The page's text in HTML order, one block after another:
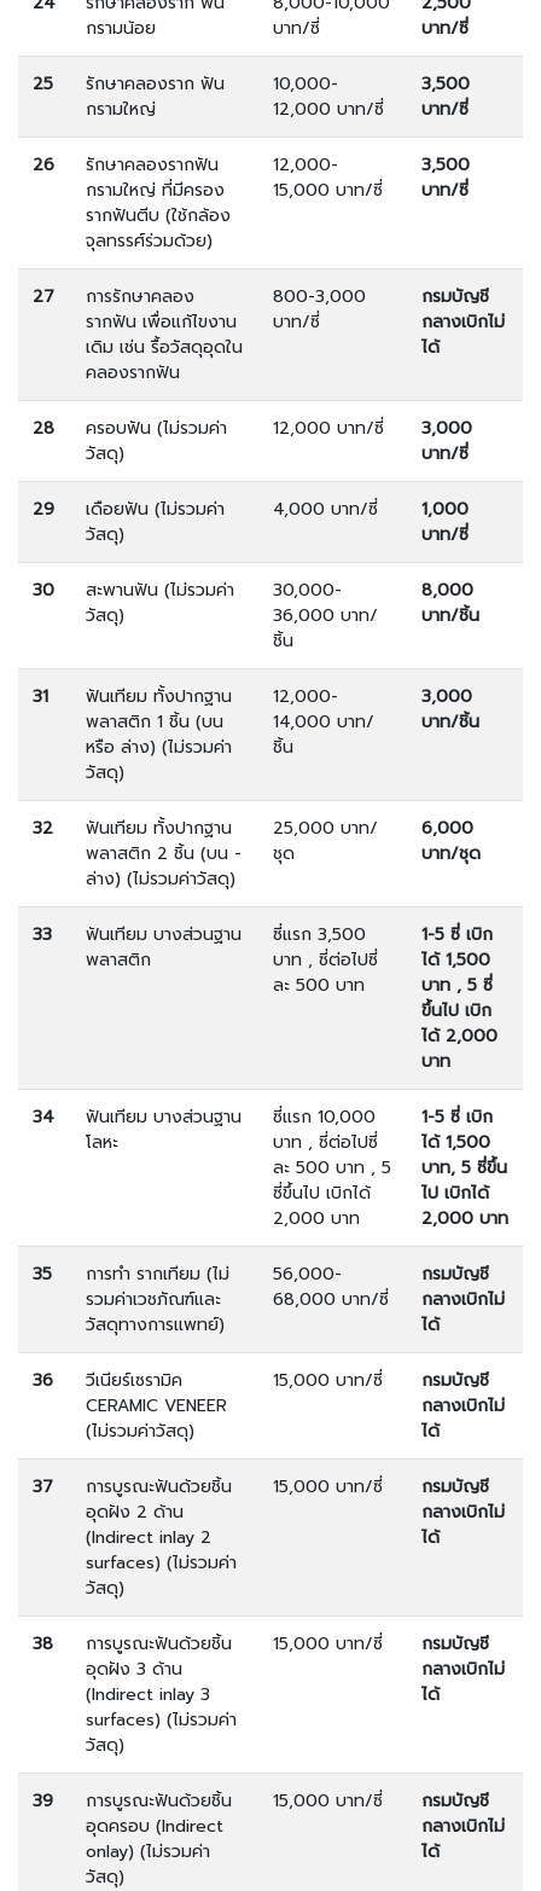
กรามน้อย
บาท/ซี่
บาท/ซี่
25
รักษาคลองราก ฟัน
กรามใหญ่
10,000-
12,000 บาท/ซี่
3,500
บาท/ซี่
26
รักษาคลองรากฟัน
กรามใหญ่ ที่มีครอง
รากฟันตีบ (ใช้กล้อง
จุลทรรศ์ร่วมด้วย)
12,000-
15,000 บาท/ซี่
3,500
บาท/ซี่
27
การรักษาคลอง
รากฟัน เพื่อแก้ไขงาน
เดิม เช่น รื้อวัสดุอุดใน
คลองรากฟัน
800-3,000
บาท/ซี่
กรมบัญชี
กลางเบิกไม่
ได้
28
ครอบฟัน (ไม่รวมค่า
วัสดุ)
12,000 บาท/ซี่
3,000
บาท/ซี่
29
เดือยฟัน (ไม่รวมค่า
วัสดุ)
4,000 บาท/ซี่
1,000
บาท/ซี่
30
สะพานฟัน (ไม่รวมค่า
วัสดุ)
30,000-
36,000 บาท/
ชิ้น
8,000
บาท/ชิ้น
31
ฟันเทียม ทั้งปากฐาน
พลาสติก 1 ชิ้น (บน
หรือ ล่าง) (ไม่รวมค่า
วัสดุ)
12,000-
14,000 บาท/
ชิ้น
3,000
บาท/ชิ้น
32
ฟันเทียม ทั้งปากฐาน
พลาสติก 2 ชิ้น (บน -
ล่าง) (ไม่รวมค่าวัสดุ)
25,000 บาท/
ชุด
6,000
บาท/ชุด
33
ฟันเทียม บางส่วนฐาน
พลาสติก
ซี่แรก 3,500
บาท , ซี่ต่อไปซี่
ละ 500 บาท
1-5 ซี่ เบิก
ได้ 1,500
บาท , 5 ซี่
ขึ้นไป เบิก
ได้ 2,000
บาท
34
ฟันเทียม บางส่วนฐาน
โลหะ
ซี่แรก 10,000
บาท , ซี่ต่อไปซี่
ละ 500 บาท , 5
ซี่ขึ้นไป เบิกได้
2,000 บาท
1-5 ซี่ เบิก
ได้ 1,500
บาท, 5 ซี่ขึ้น
ไป เบิกได้
2,000 บาท
35
การทำ รากเทียม (ไม่
รวมค่าเวชภัณฑ์และ
วัสดุทางการแพทย์)
56,000-
68,000 บาท/ซี่
กรมบัญชี
กลางเบิกไม่
ได้
36
วีเนียร์เซรามิค
CERAMIC VENEER
(ไม่รวมค่าวัสดุ)
15,000 บาท/ซี่
กรมบัญชี
กลางเบิกไม่
ได้
37
การบูรณะฟันด้วยชิ้น
อุดฝัง 2 ด้าน
(Indirect inlay 2
surfaces) (ไม่รวมค่า
วัสดุ)
15,000 บาท/ซี่
กรมบัญชี
กลางเบิกไม่
ได้
38
การบูรณะฟันด้วยชิ้น
อุดฝัง 3 ด้าน
(Indirect inlay 3
surfaces) (ไม่รวมค่า
วัสดุ)
15,000 บาท/ซี่
กรมบัญชี
กลางเบิกไม่
ได้
39
การบูรณะฟันด้วยชิ้น
อุดครอบ (Indirect
onlay) (ไม่รวมค่า
วัสดุ)
15,000 บาท/ซี่
กรมบัญชี
กลางเบิกไม่
ได้